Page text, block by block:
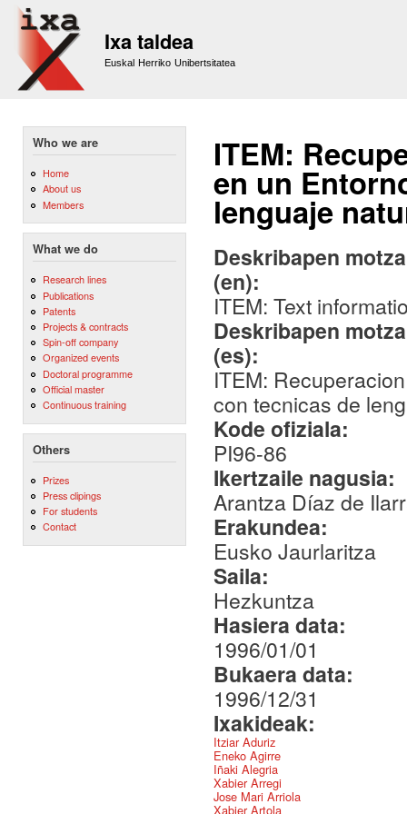
Ixa taldea
Euskal Herriko Unibertsitatea
Who we are
Home
About us
Members
What we do
Research lines
Publications
Patents
Projects & contracts
Spin-off company
Organized events
Doctoral programme
Official master
Continuous training
Others
Prizes
Press clipings
For students
Contact
ITEM:
en un
lenguaje
Deskribapen
(en):
ITEM: Text
Deskribapen
(es):
ITEM:
con tecnicas de
Kode ofiziala:
PI96-86
Ikertzaile nagusia:
Arantza Díaz de
Erakundea:
Eusko Jaurlaritza
Saila:
Hezkuntza
Hasiera data:
1996/01/01
Bukaera data:
1996/12/31
Ixakideak:
Itziar Aduriz
Eneko Agirre
Iñaki Alegria
Xabier Arregi
Jose Mari Arriola
Xabier Artola